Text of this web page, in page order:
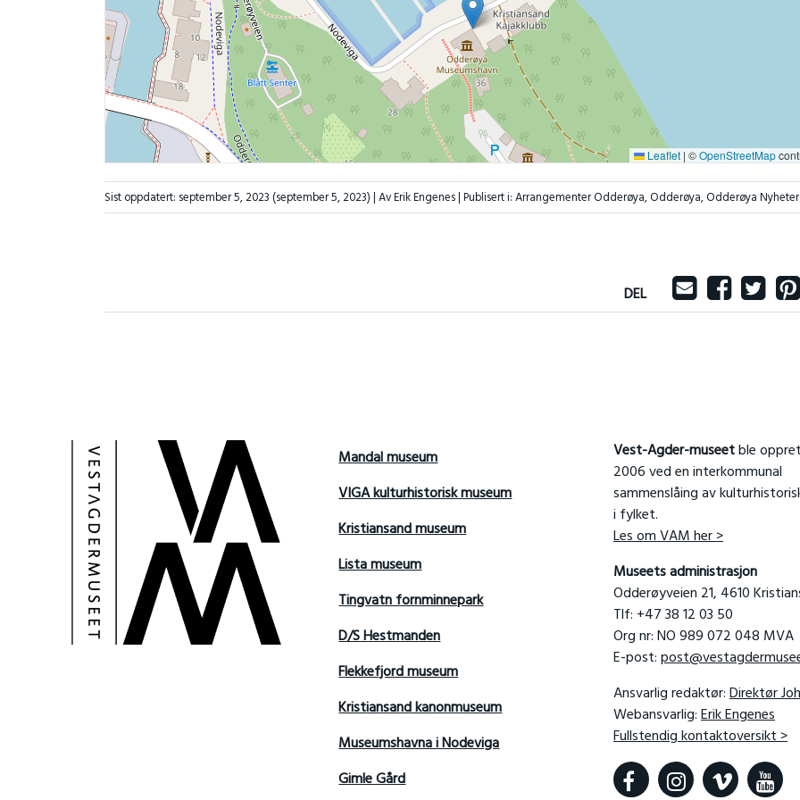
Leaflet | ©OpenStreetMap
Sist oppdatert: september 5, 2023 (september 5, 2023)| Av Erik Engenes |Publisert i:Arrangementer Odderøya,Odderøya,Odderøya Nyheter
DEL
Mandal museum
VIGA kulturhistorisk museum
Kristiansand museum
Lista museum
Tingvatn fornminnepark
D/S Hestmanden
Flekkefjord museum
Kristiansand kanonmuseum
Museumshavna i Nodeviga
Gimle Gård
Vest-Agder-museetble
2006 ved en interkommunal
sammenslåing av
i fylket.
Les om VAM her >
Museets administrasjon
Odderøyveien 21, 4610
Tlf: +47 38 12 03 50
Org nr: NO 989 072 048 MVA
E-post:
Ansvarlig redaktør:Direktør
Webansvarlig:Erik Engenes
Fullstendig kontaktoversikt >